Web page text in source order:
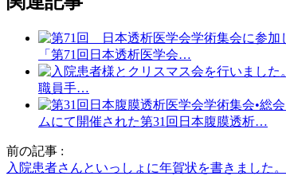
「第71回日本透析医学会…
職員手…
ムにて開催された第31回日本腹膜透析…
前の記事 :
入院患者さんといっしょに年賀状を書きました。